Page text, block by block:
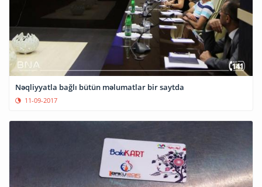
Nəqliyyatla bağlı bütün məlumatlar bir saytda
11-09-2017